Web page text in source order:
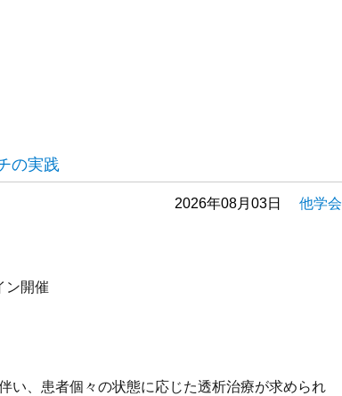
の実践
他学会
2026年08月03日
ン開催
い、患者個々の状態に応じた透析治療が求められ